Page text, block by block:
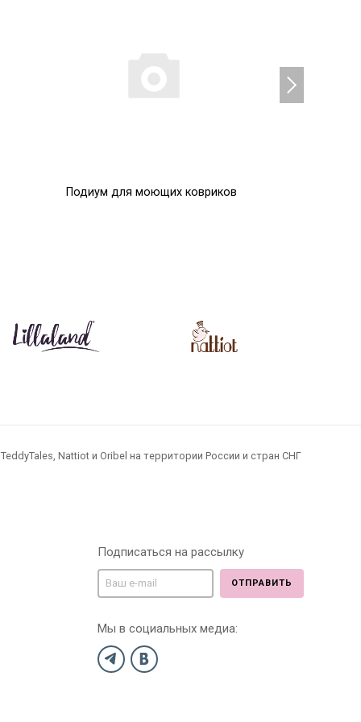
Подиум для моющих ковриков
Nattiot и Oribel на территории России и стран СНГ
Подписаться на рассылку
ОТПРАВИТЬ
Мы в социальных медиа: